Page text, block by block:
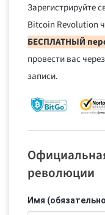
Зарегистрируйте
Bitcoin Revolution
БЕСПЛАТНЫЙ
провести вас
записи.
революции
Имя